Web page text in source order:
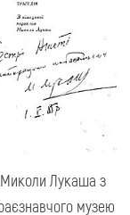
Миколи Лукаша з
музею